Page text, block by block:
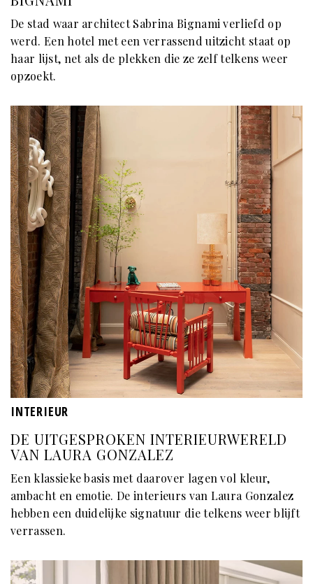
De stad waar architect Sabrina Bignami verliefd op
werd. Een hotel met een verrassend uitzicht staat op
haar lijst, net als de plekken die ze zelf telkens weer
opzoekt.
INTERIEUR
DE UITGESPROKEN INTERIEURWERELD
VAN LAURA GONZALEZ
Een klassieke basis met daarover lagen vol kleur,
ambacht en emotie. De interieurs van Laura Gonzalez
hebben een duidelijke signatuur die telkens weer blijft
verrassen.